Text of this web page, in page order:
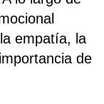
empatía, la
de